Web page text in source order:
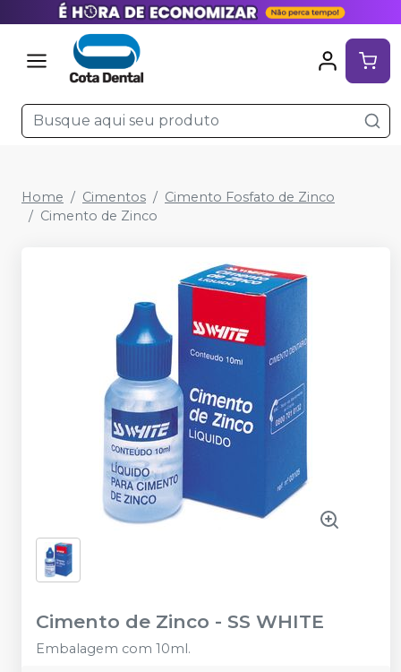
Home Cimentos
Cimento Fosfato de Zinco
Cimento de Zinco
Cimento de Zinco - SS WHITE
Embalagem com 10ml.